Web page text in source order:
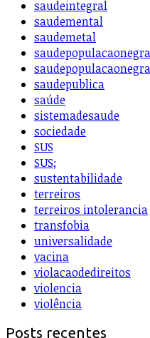
saudeintegral
saudemental
saudemetal
saudepopulacaonegra
saudepublica
saúde
sistemadesaude
sociedade
SUS
SUS;
sustentabilidade
terreiros
terreiros intolerancia
transfobia
universalidade
vacina
violacaodedireitos
violencia
violência
Posts recentes